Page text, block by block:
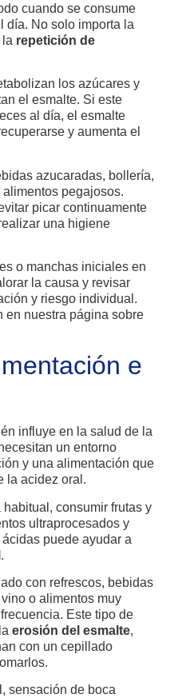
cuando se consume
día. No solo importa la
repetición de
los azúcares y
el esmalte. Si este
al día, el esmalte
y aumenta el
azucaradas, bollería,
pegajosos.
picar continuamente
una higiene
o manchas iniciales en
la causa y revisar
y riesgo individual.
en nuestra página sobre
e
influye en la salud de la
un entorno
y una alimentación que
la acidez oral.
consumir frutas y
ultraprocesados y
puede ayudar a
.
con refrescos, bebidas
o alimentos muy
Este tipo de
erosión del esmalte,
con un cepillado
sensación de boca